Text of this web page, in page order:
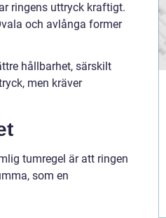
ringens uttryck kraftigt.
och avlånga former
hållbarhet, särskilt
men kräver
tumregel är att ringen
som en